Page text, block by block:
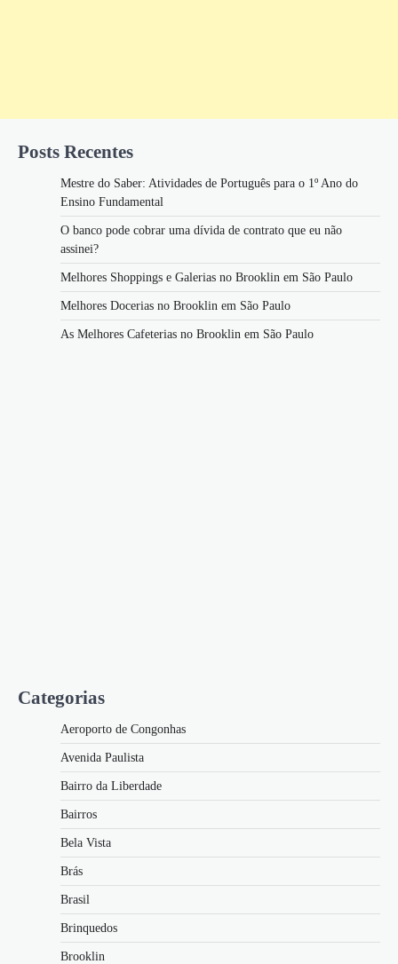
Posts Recentes
Mestre do Saber: Atividades de Português para o 1º Ano do
Ensino Fundamental
O banco pode cobrar uma dívida de contrato que eu não
assinei?
Melhores Shoppings e Galerias no Brooklin em São Paulo
Melhores Docerias no Brooklin em São Paulo
As Melhores Cafeterias no Brooklin em São Paulo
Categorias
Aeroporto de Congonhas
Avenida Paulista
Bairro da Liberdade
Bairros
Bela Vista
Brás
Brasil
Brinquedos
Brooklin